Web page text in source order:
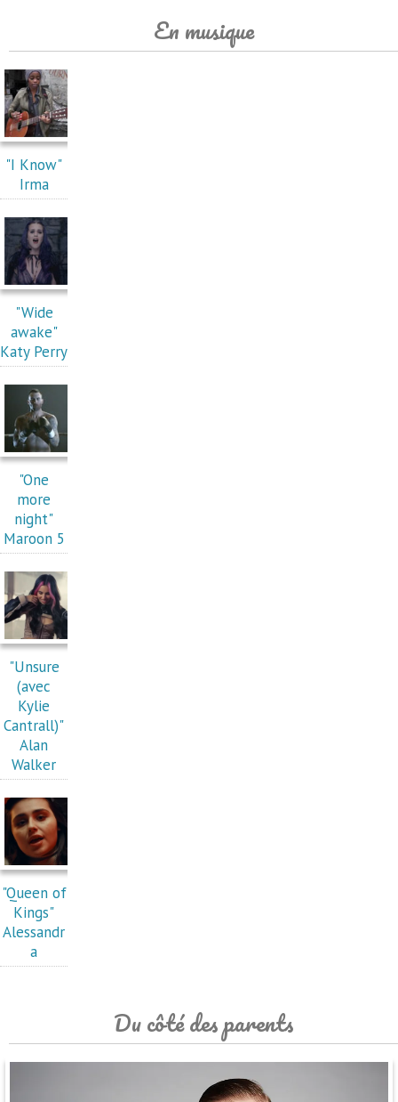
En musique
"I Know"
Irma
"Wide
awake"
Katy Perry
"One
more
night"
Maroon 5
"Unsure
(avec
Kylie
Cantrall)"
Alan
Walker
"Queen of
Kings"
Alessandr
a
Du côté des parents